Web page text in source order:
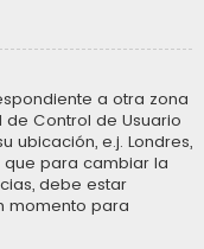
a otra zona
de Control de Usuario
ubicación, e.j. Londres,
que para cambiar la
debe estar
momento para